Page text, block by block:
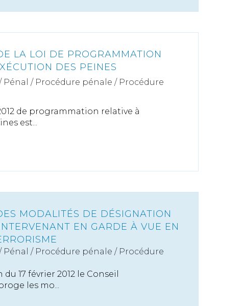
LA LOI DE PROGRAMMATION
DES PEINES
Pénal / Procédure pénale / Procédure
de programmation relative à
est...
MODALITÉS DE DÉSIGNATION
EN GARDE À VUE EN
Pénal / Procédure pénale / Procédure
17 février 2012 le Conseil
les mo...